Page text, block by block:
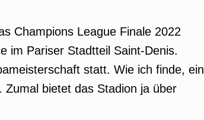
Champions League Finale 2022
im Pariser Stadtteil Saint-Denis.
statt. Wie ich finde, ein
bietet das Stadion ja über